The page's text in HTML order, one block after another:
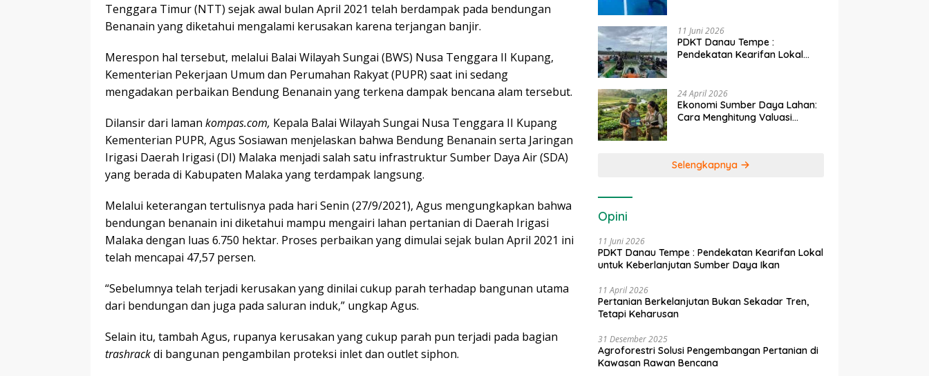
Tenggara Timur (NTT) sejak awal bulan April 2021 telah berdampak pada bendungan
Benanain yang diketahui mengalami kerusakan karena terjangan banjir.
Merespon hal tersebut, melalui Balai Wilayah Sungai (BWS) Nusa Tenggara II Kupang,
Kementerian Pekerjaan Umum dan Perumahan Rakyat (PUPR) saat ini sedang
mengadakan perbaikan Bendung Benanain yang terkena dampak bencana alam tersebut.
Dilansir dari laman kompas.com, Kepala Balai Wilayah Sungai Nusa Tenggara II Kupang
Kementerian PUPR, Agus Sosiawan menjelaskan bahwa Bendung Benanain serta Jaringan
Irigasi Daerah Irigasi (DI) Malaka menjadi salah satu infrastruktur Sumber Daya Air (SDA)
yang berada di Kabupaten Malaka yang terdampak langsung.
Melalui keterangan tertulisnya pada hari Senin (27/9/2021), Agus mengungkapkan bahwa
bendungan benanain ini diketahui mampu mengairi lahan pertanian di Daerah Irigasi
Malaka dengan luas 6.750 hektar. Proses perbaikan yang dimulai sejak bulan April 2021 ini
telah mencapai 47,57 persen.
“Sebelumnya telah terjadi kerusakan yang dinilai cukup parah terhadap bangunan utama
dari bendungan dan juga pada saluran induk,” ungkap Agus.
Selain itu, tambah Agus, rupanya kerusakan yang cukup parah pun terjadi pada bagian
trashrackdi bangunan pengambilan proteksi inlet dan outlet siphon.
11 Juni 2026
PDKT Danau Tempe :
Pendekatan Kearifan Lokal
24 April 2026
Ekonomi Sumber Daya Lahan:
Cara Menghitung Valuasi
Selengkapnya
Opini
11 Juni 2026
PDKT Danau Tempe : Pendekatan Kearifan Lokal
untuk Keberlanjutan Sumber Daya Ikan
11 April 2026
Pertanian Berkelanjutan Bukan Sekadar Tren,
Tetapi Keharusan
31 Desember 2025
Agroforestri Solusi Pengembangan Pertanian di
Kawasan Rawan Bencana